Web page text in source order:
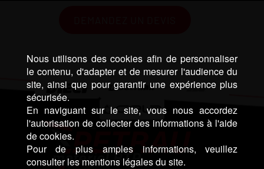
Nous utilisons des cookies afin de personnaliser
le contenu, d'adapter et de mesurer l'audience du
site, ainsi que pour garantir une expérience plus
sécurisée.
En naviguant sur le site, vous nous accordez
l'autorisation de collecter des informations à l'aide
de cookies.
Pour de plus amples informations, veuillez
consulter les mentions légales du site.